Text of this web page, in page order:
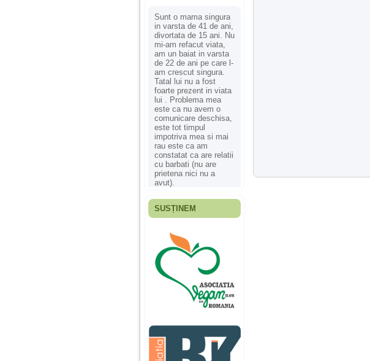
Sunt o mama singura
in varsta de 41 de ani,
divortata de 15 ani. Nu
mi-am refacut viata,
am un baiat in varsta
de 22 de ani pe care l-
am crescut singura.
Tatal lui nu a fost
foarte prezent in viata
lui . Problema mea
este ca nu avem o
comunicare deschisa,
este tot timpul
impotriva mea si mai
rau este ca am
constatat ca are relatii
cu barbati (nu are
prietena nici nu a
avut).
Fiica mea s-a nascut
ani, privind in urma
realizez cat de multe
greseli am facut in
educatia si cresterea
ei, am fost o mama
egoista, preocupata
de implinirea
profesionala, cand ea
era mica am neglijat-
agresiva, orice
greseala era taxata cu
o palma sau pedepse.
SUSȚINEM